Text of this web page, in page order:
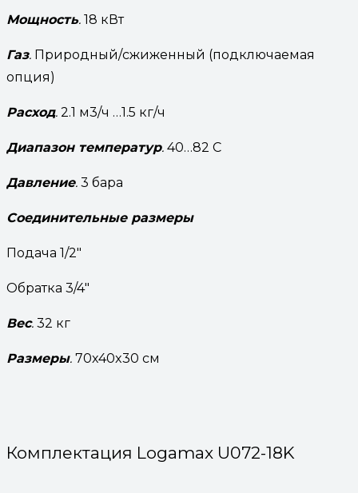
Мощность. 18 кВт
Газ. Природный/сжиженный (подключаемая
опция)
Расход. 2.1 м3/ч …1.5 кг/ч
Диапазон температур. 40…82 C
Давление. 3 бара
Соединительные размеры
Подача 1/2″
Обратка 3/4″
Вес. 32 кг
Размеры. 70x40x30 см
Комплектация Logamax U072-18K